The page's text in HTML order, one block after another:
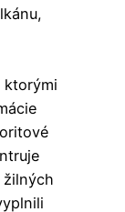
ktorými